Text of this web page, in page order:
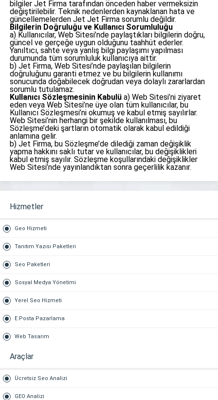
bilgiler Jet Firma tarafından önceden haber vermeksizin
değiştirilebilir. Teknik nedenlerden kaynaklanan hata ve
güncellemelerden Jet Jet Firma sorumlu değildir.
Bilgilerin Doğruluğu ve Kullanıcı Sorumluluğu
a) Kullanıcılar, Web Sitesi’nde paylaştıkları bilgilerin doğru,
güncel ve gerçeğe uygun olduğunu taahhüt ederler.
Yanıltıcı, sahte veya yanlış bilgi paylaşımı yapılması
durumunda tüm sorumluluk kullanıcıya aittir.
b) Jet Firma, Web Sitesi’nde paylaşılan bilgilerin
doğruluğunu garanti etmez ve bu bilgilerin kullanımı
sonucunda doğabilecek doğrudan veya dolaylı zararlardan
sorumlu tutulamaz.
Kullanıcı Sözleşmesinin Kabulü a) Web Sitesi’ni ziyaret
eden veya Web Sitesi’ne üye olan tüm kullanıcılar, bu
Kullanıcı Sözleşmesi’ni okumuş ve kabul etmiş sayılırlar.
Web Sitesi’nin herhangi bir şekilde kullanılması, bu
Sözleşme’deki şartların otomatik olarak kabul edildiği
anlamına gelir.
b) Jet Firma, bu Sözleşme’de dilediği zaman değişiklik
yapma hakkını saklı tutar ve kullanıcılar, bu değişiklikleri
kabul etmiş sayılır. Sözleşme koşullarındaki değişiklikler
Web Sitesi’nde yayınlandıktan sonra geçerlilik kazanır.
Hizmetler
Geo Hizmeti
Tanıtım Yazısı Paketleri
Seo Paketleri
Sosyal Medya Yönetimi
Yerel Seo Hizmeti
E Posta Pazarlama
Web Tasarım
Araçlar
Ücretsiz Seo Analizi
GEO Analizi